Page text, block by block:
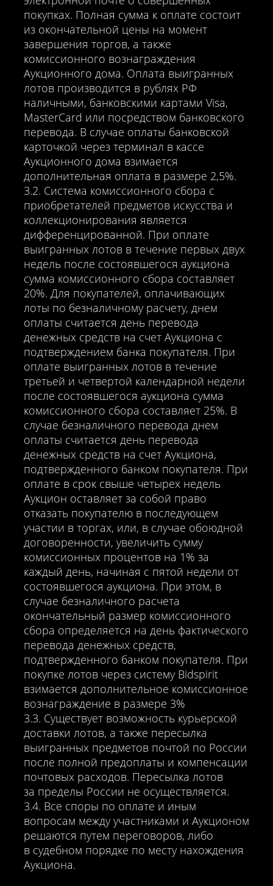
покупках. Полная сумма к оплате состоит
из окончательной цены на момент
завершения торгов, а также
комиссионного вознаграждения
Аукционного дома. Оплата выигранных
лотов производится в рублях РФ
наличными, банковскими картами Visa,
MasterCard или посредством банковского
перевода. В случае оплаты банковской
карточкой через терминал в кассе
Аукционного дома взимается
дополнительная оплата в размере 2,5%.
3.2. Система комиссионного сбора с
приобретателей предметов искусства и
коллекционирования является
дифференцированной. При оплате
выигранных лотов в течение первых двух
недель после состоявшегося аукциона
сумма комиссионного сбора составляет
20%. Для покупателей, оплачивающих
лоты по безналичному расчету, днем
оплаты считается день перевода
денежных средств на счет Аукциона с
подтверждением банка покупателя. При
оплате выигранных лотов в течение
третьей и четвертой календарной недели
после состоявшегося аукциона сумма
комиссионного сбора составляет 25%. В
случае безналичного перевода днем
оплаты считается день перевода
денежных средств на счет Аукциона,
подтвержденного банком покупателя. При
оплате в срок свыше четырех недель
Аукцион оставляет за собой право
отказать покупателю в последующем
участии в торгах, или, в случае обоюдной
договоренности, увеличить сумму
комиссионных процентов на 1% за
каждый день, начиная с пятой недели от
состоявшегося аукциона. При этом, в
случае безналичного расчета
окончательный размер комиссионного
сбора определяется на день фактического
перевода денежных средств,
подтвержденного банком покупателя. При
покупке лотов через систему Bidspirit
взимается дополнительное комиссионное
вознаграждение в размере 3%
3.3. Существует возможность курьерской
доставки лотов, а также пересылка
выигранных предметов почтой по России
после полной предоплаты и компенсации
почтовых расходов. Пересылка лотов
за пределы России не осуществляется.
3.4. Все споры по оплате и иным
вопросам между участниками и Аукционом
решаются путем переговоров, либо
в судебном порядке по месту нахождения
Аукциона.